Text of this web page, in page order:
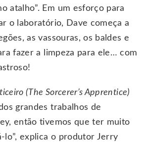
atalho”. Em um esforço para
o laboratório, Dave começa a
as vassouras, os baldes e
fazer a limpeza para ele… com
(The Sorcerer’s Apprentice)
grandes trabalhos de
então tivemos que ter muito
lo”, explica o produtor Jerry